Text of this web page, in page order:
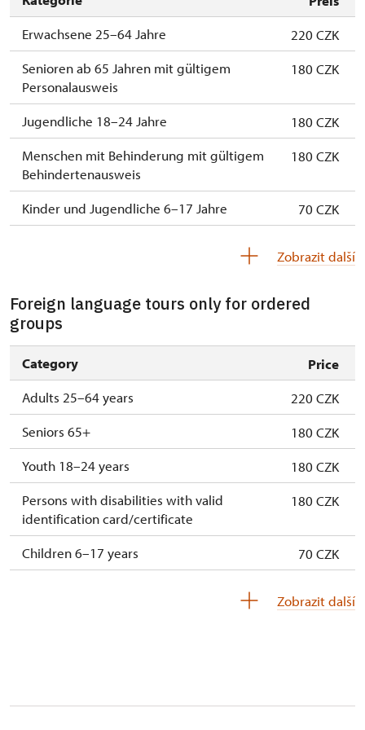
ne
Průvodce organizované skupiny (1 osoba
pro celou skupinu min. 15 osob)
Zdarma
Karta zaměstnance s QR kódem MK ČR *
Průkaz ICOMOS *
Zdarma
Celoroční volné vstupenky vydané NPÚ
Zdarma
Jednorázové vstupenky vydané NPÚ
Zdarma
Průkaz zaměstnance NPÚ (+ až 3 rodinní
Zdarma
* Platí pouze pro držitele průkazu
Jednorázový příplatek za cizojazyčný
výklad (cena je za celou skupinu)
300 Kč
Erwachsene 25–64 Jahre
220 CZK
Senioren ab 65 Jahren mit gültigem
Personalausweis
180 CZK
Jugendliche 18–24 Jahre
180 CZK
Menschen mit Behinderung mit gültigem
Behindertenausweis
180 CZK
Kinder und Jugendliche 6–17 Jahre
70 CZK
Begleitperson von Schülergruppen pro 15
Schülern
Kostenlos
Reiseleiter mit Reisegruppe ab 15 oder
mehr Personen
Kostenlos
Mitglieder von ICOMOS mit gültigem
Mitgliedsausweis*
Kostenlos
* Freier Eintritt nur für den Karteninhaber
Einmaliger Aufpreis für
Fremdsprachendolmetschen (Preis gilt für
die gesamte Gruppe)
300 CZK
Zobrazit další
Foreign language tours only for ordered
groups
Category
Price
Adults 25–64 years
220 CZK
Seniors 65+
180 CZK
Youth 18–24 years
180 CZK
Persons with disabilities with valid
identification card/certificate
180 CZK
Children 6–17 years
70 CZK
Tour guide accompanying a group of at
Free
Zobrazit další